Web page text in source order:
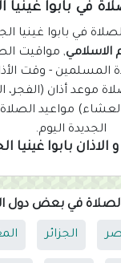
في بابوا غينيا
في بابوا غينيا
الاسلامي, مواقيت
المسلمين - وقت
موعد أذان (الفجر،
مواعيد الصلاة
الجديدة اليوم.
بابوا غينيا
في بعض دول
الجزائر